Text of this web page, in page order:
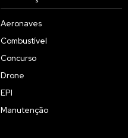
Aeronaves
Combustível
Concurso
Drone
EPI
Manutenção